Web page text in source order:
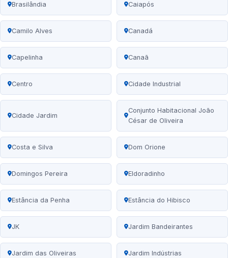
Brasilândia Caiapós
Camilo Alves Canadá
Capelinha Canaã
Centro Cidade Industrial
Cidade Jardim
Conjunto Habitacional João
César de Oliveira
Costa e Silva Dom Orione
Domingos Pereira Eldoradinho
Estância da Penha Estância do Hibisco
JK Jardim Bandeirantes
Jardim das Oliveiras Jardim Indústrias